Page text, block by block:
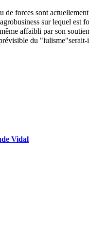
de forces sont
sur lequel est
affaibli par son
du
Vidal